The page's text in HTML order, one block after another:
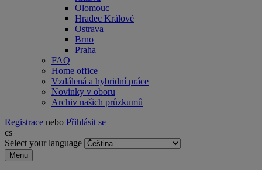
Olomouc
Hradec Králové
Ostrava
Brno
Praha
FAQ
Home office
Vzdálená a hybridní práce
Novinky v oboru
Archiv našich průzkumů
Registrace nebo Přihlásit se
cs
Select your language
Menu